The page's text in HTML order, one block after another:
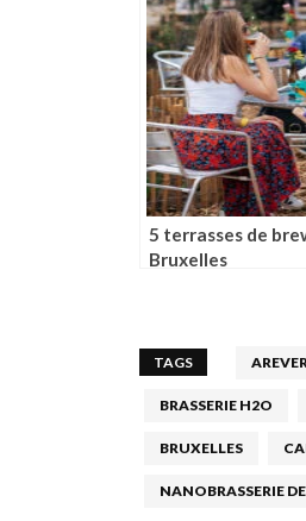
5 terrasses de
Bruxelles
TAGS AREVER
BRASSERIE H2O
BRUXELLES
NANOBRASSERIE